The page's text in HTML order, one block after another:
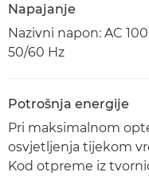
Napajanje
Nazivni napon: AC
50/60 Hz
Potrošnja energije
Pri maksimalnom
osvjetljenja tijekom
Kod otpreme iz